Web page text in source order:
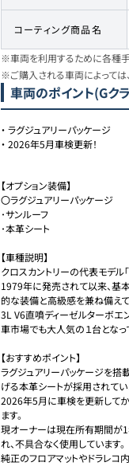
コーティング商品名
※車両を利用するために各種手
※ご購入される車両によっては
車両のポイント(Gク
・ ラグジュアリーパッケージ
・ 2026年5月車検更新！
【オプション装備】
〇ラグジュアリーパッケージ
･サンルーフ
･本革シート
【車種説明】
クロスカントリーの代表モデル
1979年に発売されて以来、基
的な装備と高級感を兼ね備えて
3L V6直噴ディーゼルターボエ
車市場でも大人気の１台となっ
【おすすめポイント】
ラグジュアリーパッケージを搭
げる本革シートが採用されてい
2026年5月に車検を更新して
ます。
現オーナーは現在所有期間が1
れ、不具合なく使用しています。
純正のフロアマットやドラレコ